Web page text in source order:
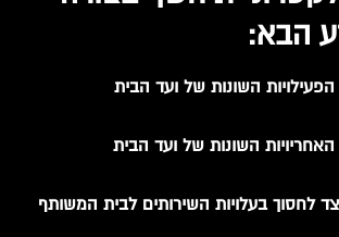
הבא:
השונות של ועד הבית
השונות של ועד הבית
לחסוך בעלויות השירותים לבית המשותף